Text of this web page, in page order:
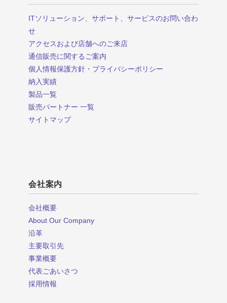
ITソリューション、サポート、サービスのお問い合わ
せ
アクセスおよび店舗へのご来店
通信販売に関するご案内
個人情報保護方針・プライバシーポリシー
納入実績
製品一覧
販売パートナー 一覧
サイトマップ
会社案内
会社概要
About Our Company
沿革
主要取引先
事業概要
代表ごあいさつ
採用情報